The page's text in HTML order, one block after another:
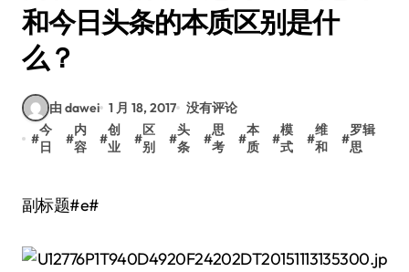
和今日头条的本质区别是什
么？
由 dawei 1 月 18, 2017 没有评论
#
今
日
#
内
容
#
创
业
#
区
别
#
头
条
#
思
考
#
本
质
#
模
式
#
维
和
#
罗辑
思
副标题#e#